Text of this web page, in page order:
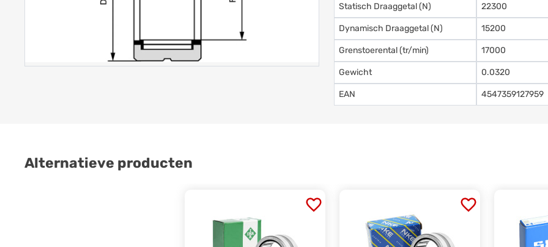
Statisch Draaggetal (N) 22300
Dynamisch Draaggetal (N) 15200
Grenstoerental (tr/min) 17000
Gewicht 0.0320
EAN 4547359127959
Alternatieve producten